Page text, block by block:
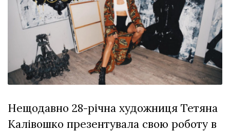
XIX
Спартакіада
VolWe...
29 Липня 2026
554 переглядів
Всі розділи
Персона
Афіша
ZONE 18+
Нещодавно 28-річна художниця Тетяна
Калівошко презентувала свою роботу в